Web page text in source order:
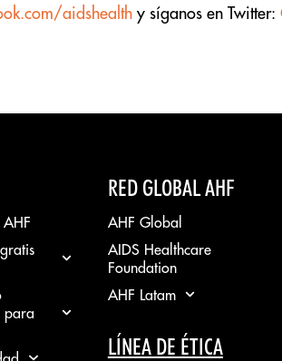
aidshealth y síganos en Twitter:
para
RED GLOBAL AHF
AHF Global
AIDS Healthcare
Foundation
AHF Latam
LÍNEA DE ÉTICA